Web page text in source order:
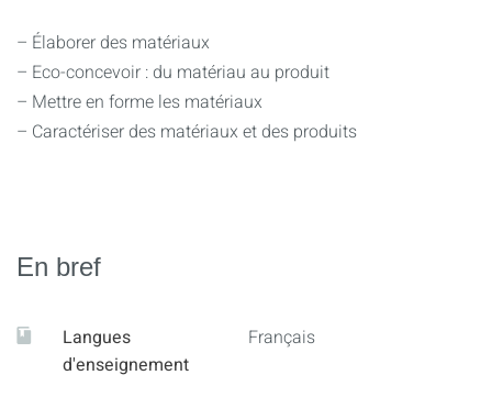
– Élaborer des matériaux
– Eco-concevoir : du matériau au produit
– Mettre en forme les matériaux
– Caractériser des matériaux et des produits
En bref
Langues
d'enseignement
Français